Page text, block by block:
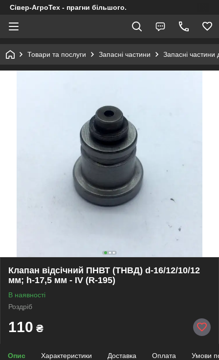
Сівер-АгроТех - прагни більшого.
Товари та послуги Запасні частини Запасні частини
Клапан відсічний ПНВТ (ТНВД) d-16/12/10/12
мм; h-17,5 мм - IV (R-195)
В наявності
Роздріб
110 ₴
Опис Характеристики Доставка Оплата Умови